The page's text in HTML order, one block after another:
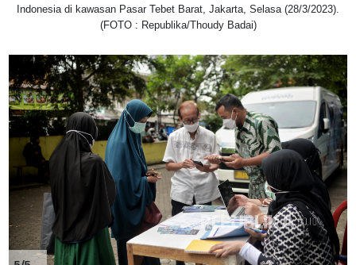
Indonesia di kawasan Pasar Tebet Barat, Jakarta, Selasa (28/3/2023).
(FOTO : Republika/Thoudy Badai)